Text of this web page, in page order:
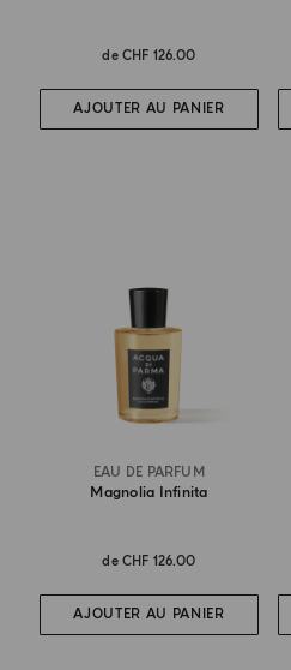
de CHF 126.00
AJOUTER AU PANIER
EAU DE PARFUM
Magnolia Infinita
de CHF 126.00
AJOUTER AU PANIER